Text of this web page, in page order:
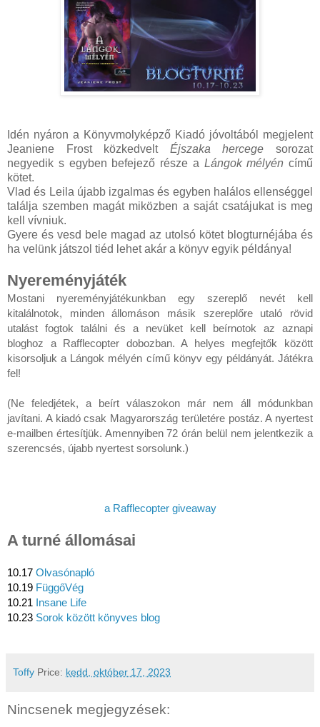
Idén nyáron a Könyvmolyképző Kiadó jóvoltából megjelent
Jeaniene Frost közkedvelt Éjszaka hercege sorozat
negyedik s egyben befejező része a Lángok mélyén című
kötet.
Vlad és Leila újabb izgalmas és egyben halálos ellenséggel
találja szemben magát miközben a saját csatájukat is meg
kell vívniuk.
Gyere és vesd bele magad az utolsó kötet blogturnéjába és
ha velünk játszol tiéd lehet akár a könyv egyik példánya!
Nyereményjáték
Mostani nyereményjátékunkban egy szereplő nevét kell
kitalálnotok, minden állomáson másik szereplőre utaló rövid
utalást fogtok találni és a nevüket kell beírnotok az aznapi
bloghoz a Rafflecopter dobozban. A helyes megfejtők között
kisorsoljuk a Lángok mélyén című könyv egy példányát. Játékra
fel!
(Ne feledjétek, a beírt válaszokon már nem áll módunkban
javítani. A kiadó csak Magyarország területére postáz. A nyertest
e-mailben értesítjük. Amennyiben 72 órán belül nem jelentkezik a
szerencsés, újabb nyertest sorsolunk.)
a Rafflecopter giveaway
A turné állomásai
10.17 Olvasónapló
10.19 FüggőVég
10.21
Insane Life
10.23 Sorok között könyves blog
Toffy Price: kedd, október 17, 2023
Nincsenek megjegyzések: